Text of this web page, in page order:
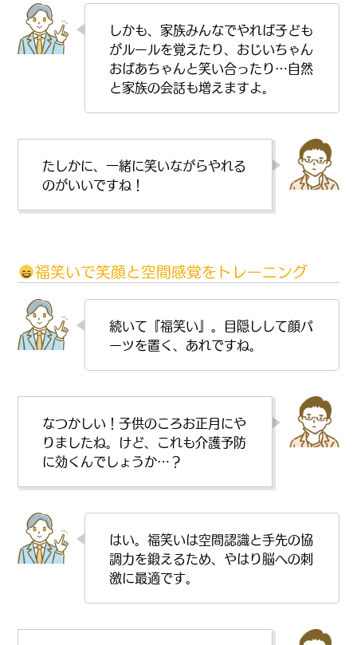
しかも、家族みんなでやれば子ども
がルールを覚えたり、おじいちゃん
おばあちゃんと笑い合ったり…自然
と家族の会話も増えますよ。
たしかに、一緒に笑いながらやれる
のがいいですね！
福笑いで笑顔と空間感覚をトレーニング
続いて『福笑い』。目隠しして顔パ
ーツを置く、あれですね。
なつかしい！子供のころお正月にや
りましたね。けど、これも介護予防
に効くんでしょうか…？
はい。福笑いは空間認識と手先の協
調力を鍛えるため、やはり脳への刺
激に最適です。